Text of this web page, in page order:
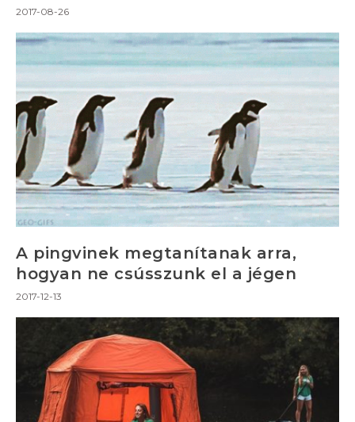
2017-08-26
A pingvinek megtanítanak arra,
hogyan ne csússzunk el a jégen
2017-12-13